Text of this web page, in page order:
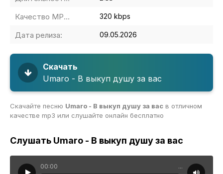
Качество MP3: 320 kbps
Дата релиза: 09.05.2026
Скачать
Umaro - В выкуп душу за вас
Скачайте песню Umaro - В выкуп душу за вас в отличном
качестве mp3 или слушайте онлайн бесплатно
Слушать Umaro - В выкуп душу за вас
00:00 ...